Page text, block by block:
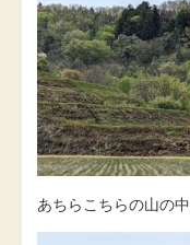
あちらこちらの山の